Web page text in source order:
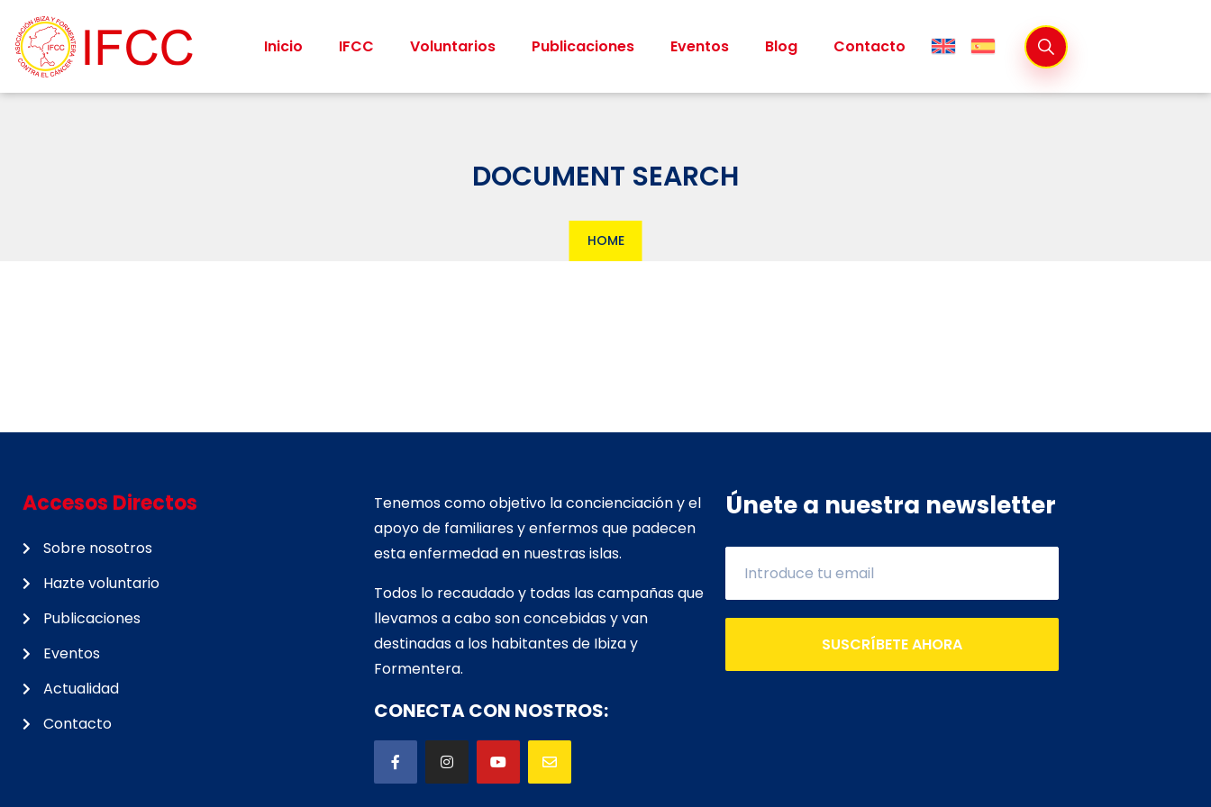
Inicio IFCC Voluntarios Publicaciones Eventos Blog Contacto
DOCUMENT SEARCH
HOME
Accesos Directos
Sobre nosotros
Hazte voluntario
Publicaciones
Eventos
Actualidad
Contacto
Tenemos como objetivo la concienciación y el
apoyo de familiares y enfermos que padecen
esta enfermedad en nuestras islas.
Todos lo recaudado y todas las campañas que
llevamos a cabo son concebidas y van
destinadas a los habitantes de Ibiza y
Formentera.
CONECTA CON NOSTROS:
Únete a nuestra newsletter
SUSCRÍBETE AHORA